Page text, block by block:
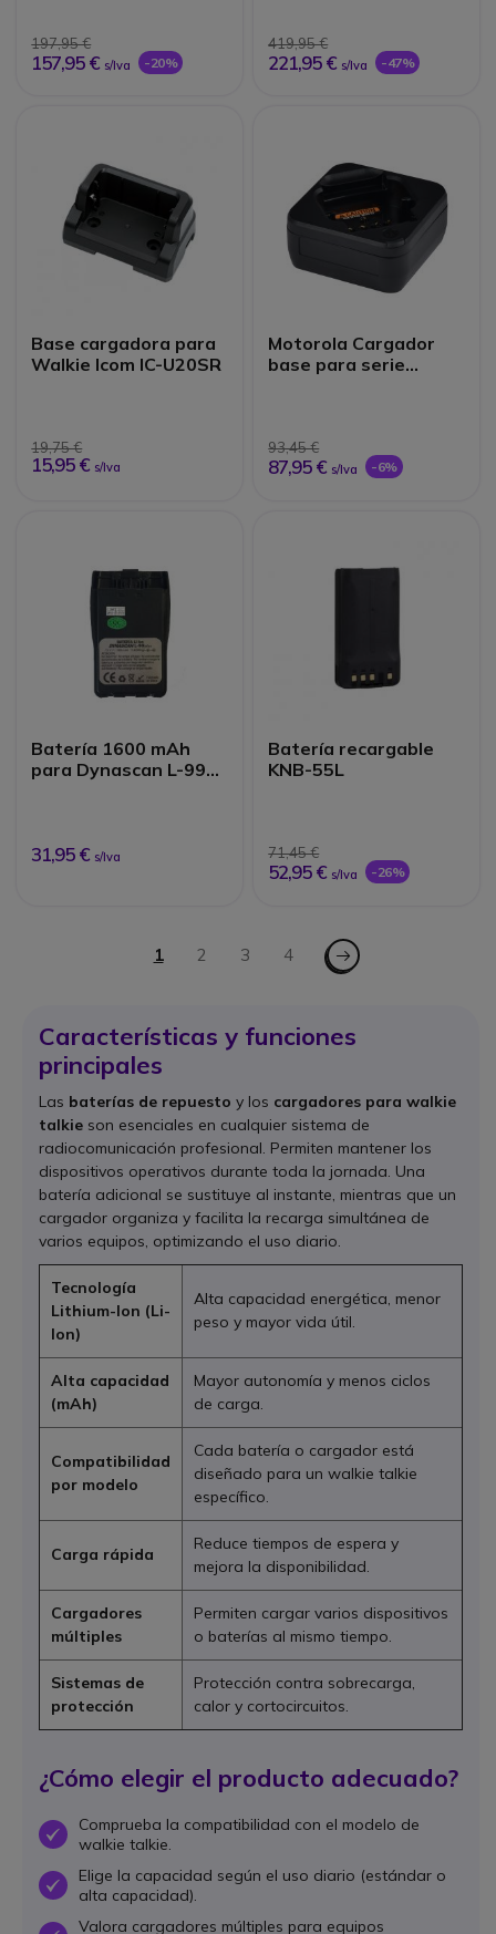
197,95 €
157,95 € s/Iva -20%
419,95 €
221,95 € s/Iva -47%
Base cargadora para
Walkie Icom IC-U20SR
19,75 €
15,95 € s/Iva
Motorola Cargador
base para serie
93,45 €
87,95 € s/Iva -6%
Batería 1600 mAh
para Dynascan L-99
31,95 € s/Iva
Batería recargable
KNB-55L
71,45 €
52,95 € s/Iva -26%
Página
Actualmente estás leyendo página
1 Página
2 Página
3 Página
4 Página - Siguiente
Características y funciones
principales
Las baterías de repuesto y los cargadores para walkie
talkie son esenciales en cualquier sistema de
radiocomunicación profesional. Permiten mantener los
dispositivos operativos durante toda la jornada. Una
batería adicional se sustituye al instante, mientras que un
cargador organiza y facilita la recarga simultánea de
varios equipos, optimizando el uso diario.
Tecnología
Lithium-Ion (Li-
Ion)
Alta capacidad energética, menor
peso y mayor vida útil.
Alta capacidad
(mAh)
Mayor autonomía y menos ciclos
de carga.
Compatibilidad
por modelo
Cada batería o cargador está
diseñado para un walkie talkie
específico.
Carga rápida
Reduce tiempos de espera y
mejora la disponibilidad.
Cargadores
múltiples
Permiten cargar varios dispositivos
o baterías al mismo tiempo.
Sistemas de
protección
Protección contra sobrecarga,
calor y cortocircuitos.
¿Cómo elegir el producto adecuado?
OKComprueba la compatibilidad con el modelo de
walkie talkie.
OKElige la capacidad según el uso diario (estándar o
alta capacidad).
Valora cargadores múltiples para equipos